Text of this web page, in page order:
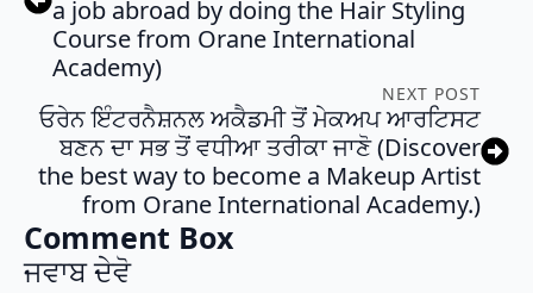
a job abroad by doing the Hair Styling
Course from Orane International
Academy)
NEXT POST
ਓਰੇਨ ਇੰਟਰਨੈਸ਼ਨਲ ਅਕੈਡਮੀ ਤੋਂ ਮੇਕਅਪ ਆਰਟਿਸਟ
ਬਣਨ ਦਾ ਸਭ ਤੋਂ ਵਧੀਆ ਤਰੀਕਾ ਜਾਣੋ (Discover
the best way to become a Makeup Artist
from Orane International Academy.)
Comment Box
ਜਵਾਬ ਦੇਵੋ